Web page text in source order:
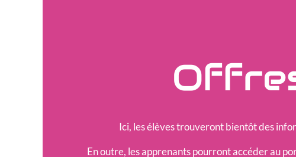
Ici, les élèves trouveront bientôt des
En outre, les apprenants pourront accéder au